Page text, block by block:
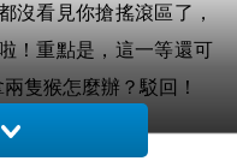
沒看見你搶搖滾區了，
！重點是，這一等還可
隻猴怎麼辦？駁回！